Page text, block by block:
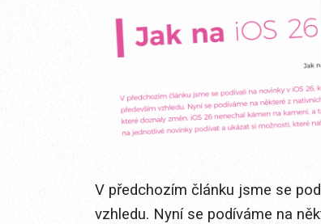
V předchozím článku jsme se
vzhledu. Nyní se podíváme na